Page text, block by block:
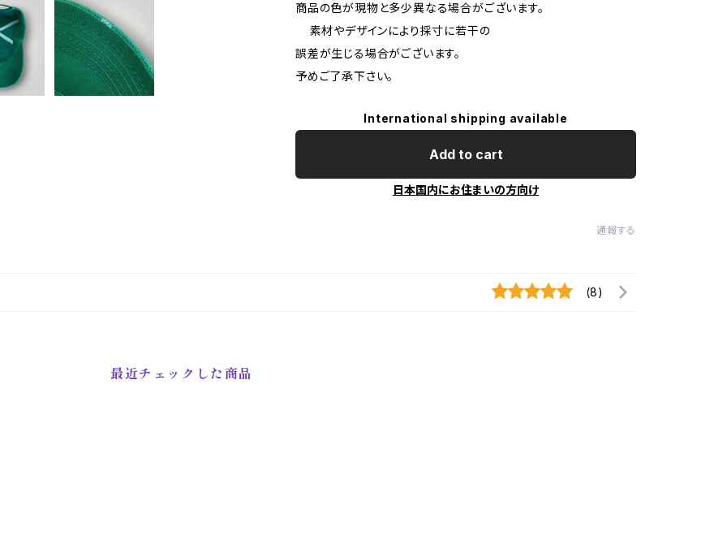
商品の色が現物と多少異なる場合がございます。
素材やデザインにより採寸に若干の
誤差が生じる場合がございます。
予めご了承下さい。
International shipping available
Add to cart
日本国内にお住まいの方向け
通報する
(8)
最近チェックした商品